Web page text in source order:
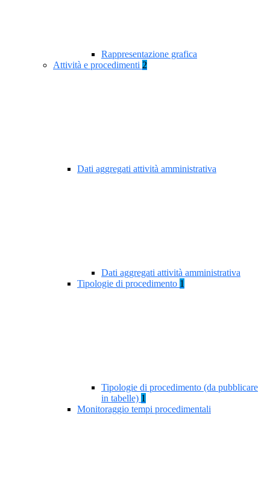
Rappresentazione grafica
Attività e procedimenti 2
Dati aggregati attività amministrativa
Dati aggregati attività amministrativa
Tipologie di procedimento 1
Tipologie di procedimento (da pubblicare
in tabelle) 1
Monitoraggio tempi procedimentali